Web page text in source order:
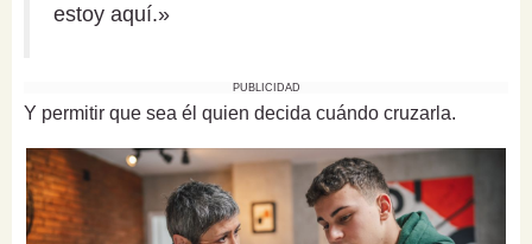
estoy aquí.»
PUBLICIDAD
Y permitir que sea él quien decida cuándo cruzarla.